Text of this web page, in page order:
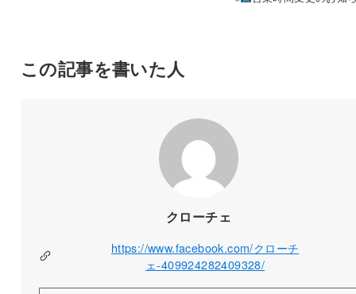
この記事を書いた人
クローチェ
https://www.facebook.com/クローチ
ェ-409924282409328/